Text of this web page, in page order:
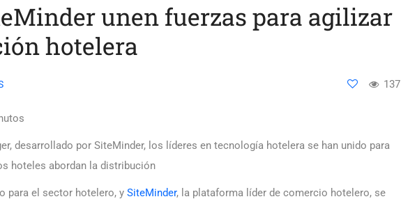
unen fuerzas para agilizar
hotelera
137
desarrollado por SiteMinder, los líderes en tecnología hotelera se han unido para
hoteles abordan la distribución
para el sector hotelero, y SiteMinder, la plataforma líder de comercio hotelero, se